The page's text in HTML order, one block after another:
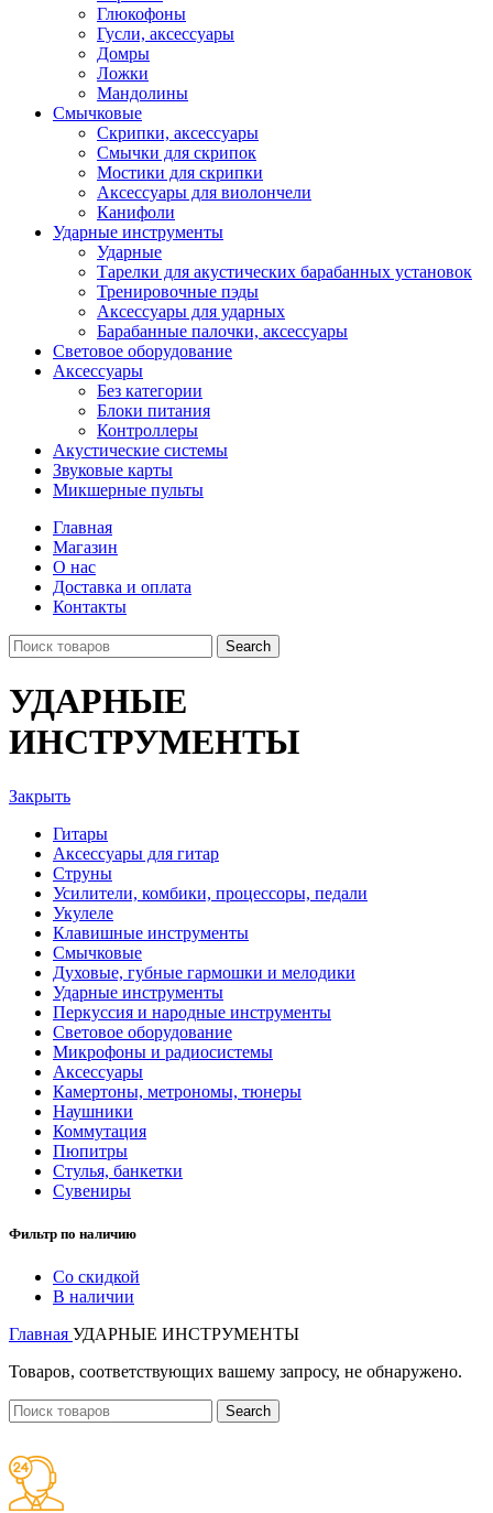
Глюкофоны
Гусли, аксессуары
Домры
Ложки
Мандолины
Смычковые
Скрипки, аксессуары
Смычки для скрипок
Мостики для скрипки
Аксессуары для виолончели
Канифоли
Ударные инструменты
Ударные
Тарелки для акустических барабанных установок
Тренировочные пэды
Аксессуары для ударных
Барабанные палочки, аксессуары
Световое оборудование
Аксессуары
Без категории
Блоки питания
Контроллеры
Акустические системы
Звуковые карты
Микшерные пульты
Главная
Магазин
О нас
Доставка и оплата
Контакты
Search
УДАРНЫЕ
ИНСТРУМЕНТЫ
Закрыть
Гитары
Аксессуары для гитар
Струны
Усилители, комбики, процессоры, педали
Укулеле
Клавишные инструменты
Смычковые
Духовые, губные гармошки и мелодики
Ударные инструменты
Перкуссия и народные инструменты
Световое оборудование
Микрофоны и радиосистемы
Аксессуары
Камертоны, метрономы, тюнеры
Наушники
Коммутация
Пюпитры
Стулья, банкетки
Сувениры
Фильтр по наличию
Со скидкой
В наличии
Главная УДАРНЫЕ ИНСТРУМЕНТЫ
Товаров, соответствующих вашему запросу, не обнаружено.
Search